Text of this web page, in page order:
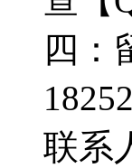
四：
联系